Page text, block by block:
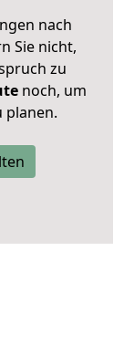
nach
Sie nicht,
zu
noch, um
planen.